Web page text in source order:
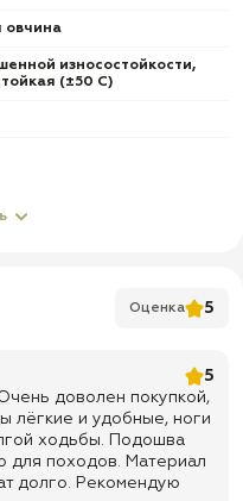
овчина
износостойкости,
(±50 С)
+ супинатор
мм
Оценка 5
5
доволен покупкой,
лёгкие и удобные, ноги
ходьбы. Подошва
для походов. Материал
долго. Рекомендую